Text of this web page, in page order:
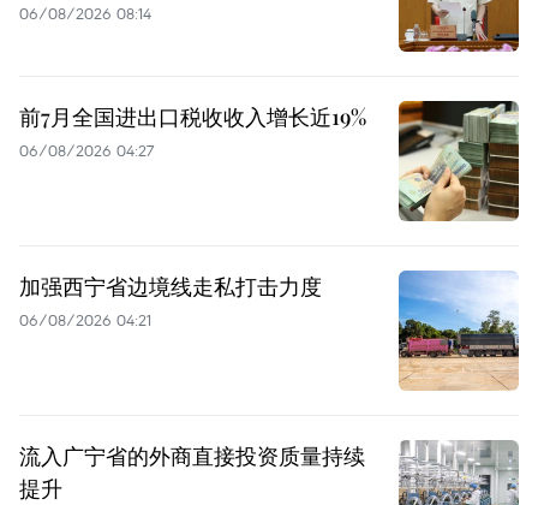
06/08/2026 08:14
前7月全国进出口税收收入增长近19%
06/08/2026 04:27
加强西宁省边境线走私打击力度
06/08/2026 04:21
流入广宁省的外商直接投资质量持续
提升